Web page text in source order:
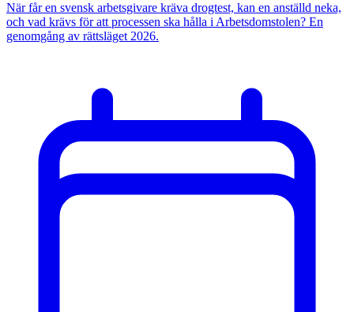
När får en svensk arbetsgivare kräva drogtest, kan en anställd neka,
och vad krävs för att processen ska hålla i Arbetsdomstolen? En
genomgång av rättsläget 2026.